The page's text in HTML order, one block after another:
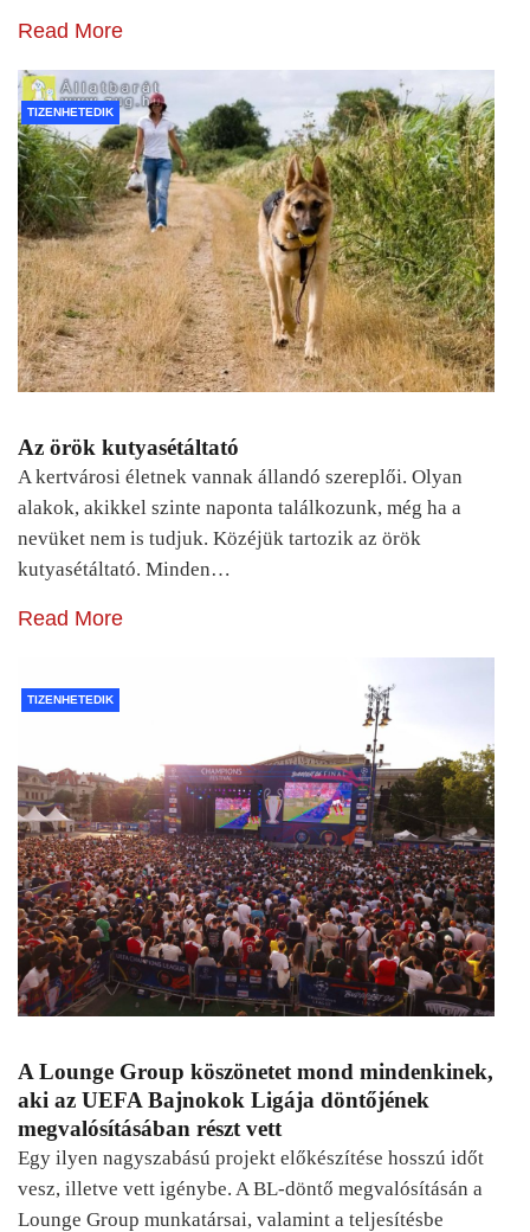
Read More
TIZENHETEDIK
Az örök kutyasétáltató
A kertvárosi életnek vannak állandó szereplői. Olyan
alakok, akikkel szinte naponta találkozunk, még ha a
nevüket nem is tudjuk. Közéjük tartozik az örök
kutyasétáltató. Minden…
Read More
TIZENHETEDIK
A Lounge Group köszönetet mond mindenkinek,
aki az UEFA Bajnokok Ligája döntőjének
megvalósításában részt vett
Egy ilyen nagyszabású projekt előkészítése hosszú időt
vesz, illetve vett igénybe. A BL-döntő megvalósításán a
Lounge Group munkatársai, valamint a teljesítésbe